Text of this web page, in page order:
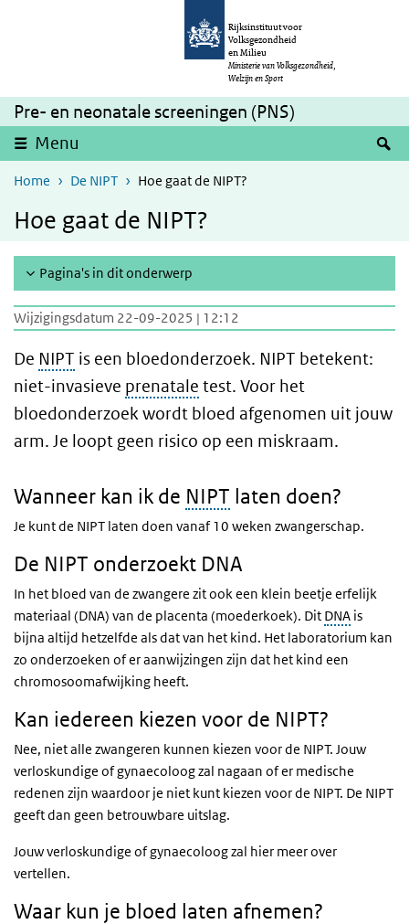
Overslaan en naar de inhoud gaan
Rijksinstituut voor
Volksgezondheid
en Milieu
Ministerie van Volksgezondheid,
Welzijn en Sport
Pre- en neonatale screeningen (PNS)
Menu
Home De NIPT Hoe gaat de NIPT?
Hoe gaat de NIPT?
Pagina's in dit onderwerp
Wijzigingsdatum 22-09-2025 | 12:12
De NIPT is een bloedonderzoek. NIPT betekent:
niet-invasieve prenatale test. Voor het
bloedonderzoek wordt bloed afgenomen uit jouw
arm. Je loopt geen risico op een miskraam.
Wanneer kan ik de NIPT laten doen?
Je kunt de NIPT laten doen vanaf 10 weken zwangerschap.
De NIPT onderzoekt DNA
In het bloed van de zwangere zit ook een klein beetje erfelijk
materiaal (DNA) van de placenta (moederkoek). Dit DNA is
bijna altijd hetzelfde als dat van het kind. Het laboratorium kan
zo onderzoeken of er aanwijzingen zijn dat het kind een
chromosoomafwijking heeft.
Kan iedereen kiezen voor de NIPT?
Nee, niet alle zwangeren kunnen kiezen voor de NIPT. Jouw
verloskundige of gynaecoloog zal nagaan of er medische
redenen zijn waardoor je niet kunt kiezen voor de NIPT. De NIPT
geeft dan geen betrouwbare uitslag.
Jouw verloskundige of gynaecoloog zal hier meer over
vertellen.
Waar kun je bloed laten afnemen?